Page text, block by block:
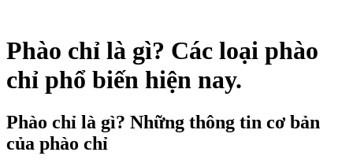
Phào chỉ là gì? Các loại phào
chỉ phổ biến hiện nay.
Phào chỉ là gì? Những thông tin cơ bản
của phào chỉ